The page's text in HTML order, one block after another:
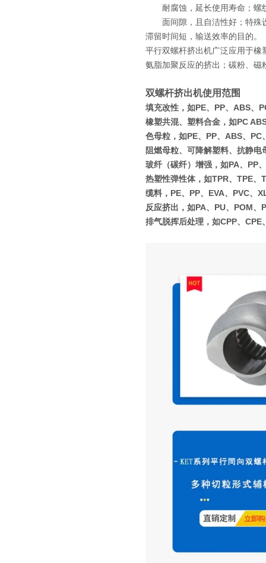
耐腐蚀，延长使用寿命；螺纹
面间隙，且自洁性好；特殊设
滞留时间短，输送效率的目的。
平行双螺杆挤出机广泛应用于
氨脂加聚反应的挤出；碳粉、磁
双螺杆挤出机使用范围
填充改性，如PE、PP、ABS、
橡塑共混、塑料合金，如PC
色母粒，如PE、PP、ABS、PC
阻燃母粒、可降解塑料、抗静电
玻纤（碳纤）增强，如PA、PP
热塑性弹性体，如TPR、TPE、
缆料，PE、PP、EVA、PVC、
反应挤出，如PA、PU、POM、
排气脱挥后处理，如CPP、